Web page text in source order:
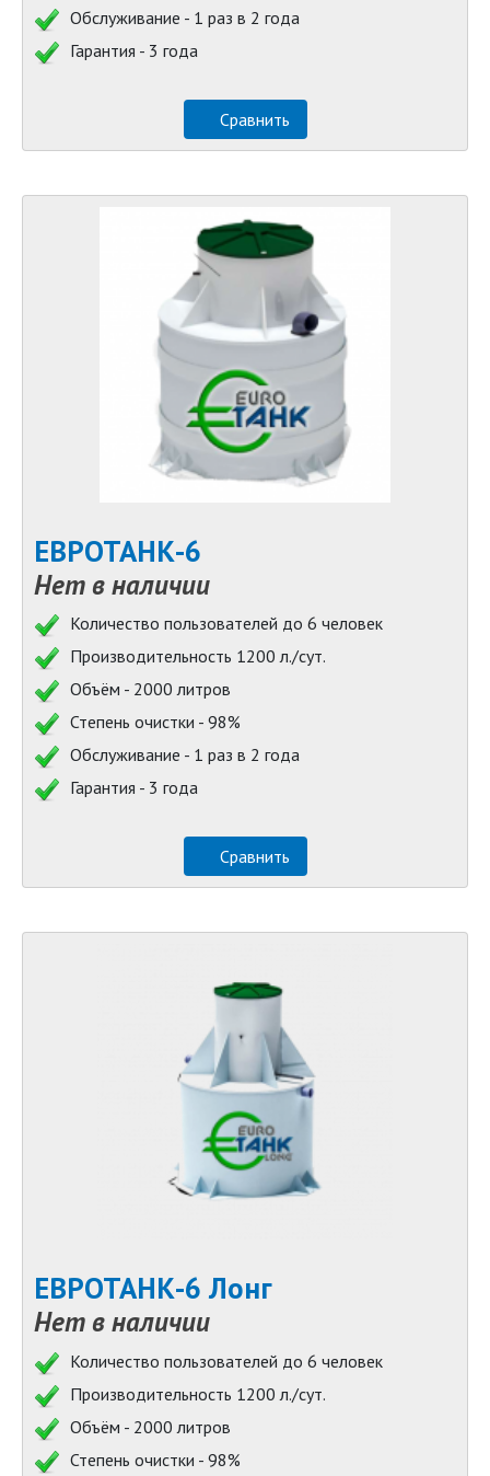
Обслуживание - 1 раз в 2 года
Гарантия - 3 года
Сравнить
ЕВРОТАНК-6
Нет в наличии
Количество пользователей до 6 человек
Производительность 1200 л./сут.
Объём - 2000 литров
Степень очистки - 98%
Обслуживание - 1 раз в 2 года
Гарантия - 3 года
Сравнить
ЕВРОТАНК-6 Лонг
Нет в наличии
Количество пользователей до 6 человек
Производительность 1200 л./сут.
Объём - 2000 литров
Степень очистки - 98%